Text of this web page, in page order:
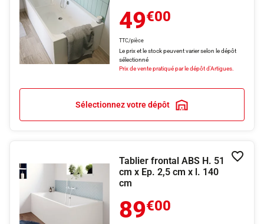
49€00
TTC/pièce
Le prix et le stock peuvent varier selon le dépôt
sélectionné
Prix de vente pratiqué par le dépôt d'Artigues.
Sélectionnez votre dépôt
Tablier frontal ABS H. 51
cm x Ep. 2,5 cm x l. 140
cm
89€00